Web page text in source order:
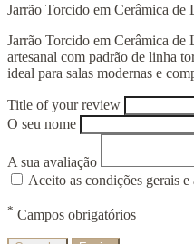
Jarrão Torcido em Cerâmica de
Jarrão Torcido em Cerâmica de
artesanal com padrão de linha
ideal para salas modernas e
Title of your review
O seu nome
A sua avaliação
Aceito as condições gerais
* Campos obrigatórios